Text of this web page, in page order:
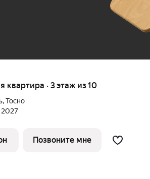
квартира · 3 этаж из 10
,Тосно
2027
Позвоните мне